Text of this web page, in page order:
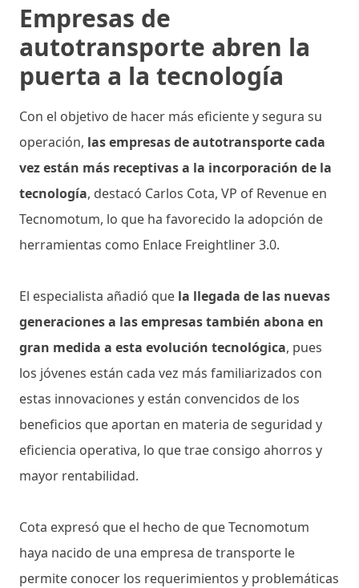
Empresas de
autotransporte abren la
puerta a la tecnología
Con el objetivo de hacer más eficiente y segura su
operación, las empresas de autotransporte cada
vez están más receptivas a la incorporación de la
tecnología, destacó Carlos Cota, VP of Revenue en
Tecnomotum, lo que ha favorecido la adopción de
herramientas como Enlace Freightliner 3.0.
El especialista añadió que la llegada de las nuevas
generaciones a las empresas también abona en
gran medida a esta evolución tecnológica, pues
los jóvenes están cada vez más familiarizados con
estas innovaciones y están convencidos de los
beneficios que aportan en materia de seguridad y
eficiencia operativa, lo que trae consigo ahorros y
mayor rentabilidad.
Cota expresó que el hecho de que Tecnomotum
haya nacido de una empresa de transporte le
permite conocer los requerimientos y problemáticas